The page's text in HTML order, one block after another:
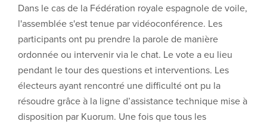
Dans le cas de la Fédération royale espagnole de voile,
l'assemblée s'est tenue par vidéoconférence. Les
participants ont pu prendre la parole de manière
ordonnée ou intervenir via le chat. Le vote a eu lieu
pendant le tour des questions et interventions. Les
électeurs ayant rencontré une difficulté ont pu la
résoudre grâce à la ligne d’assistance technique mise à
disposition par Kuorum. Une fois que tous les